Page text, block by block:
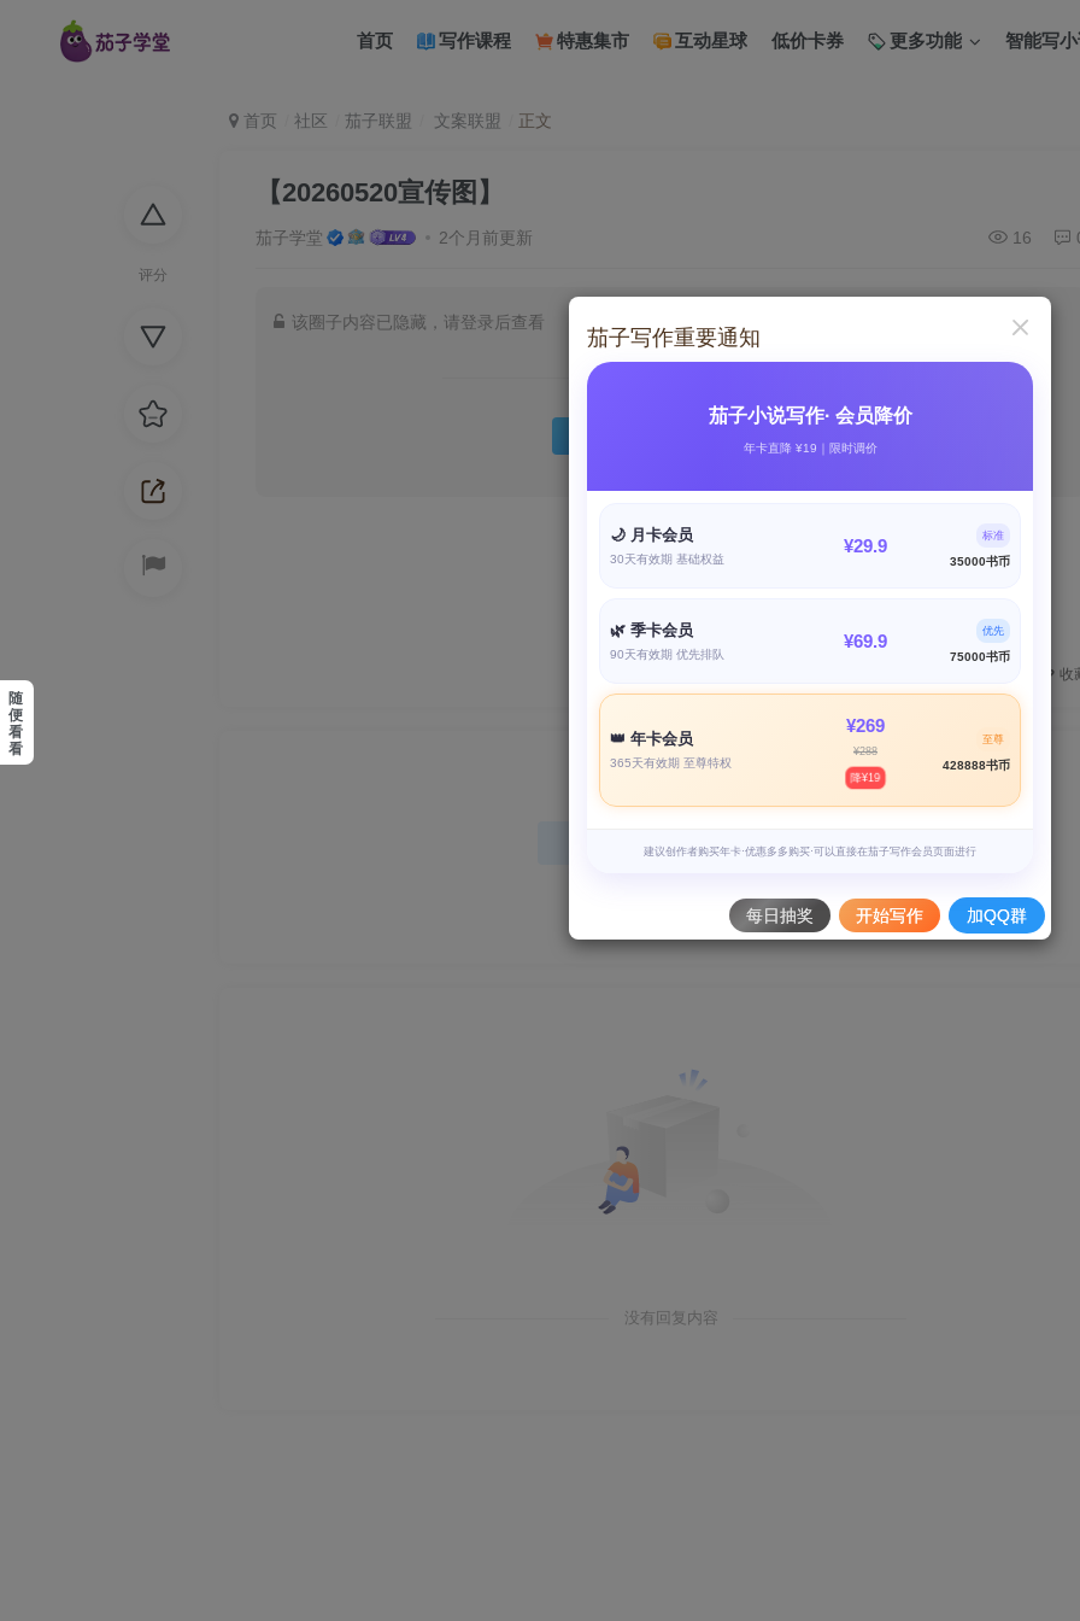
首页 写作课程 特惠集市 互动星球 低价卡券 更多功能 智能写
评分
首页 社区 茄子联盟 文案联盟 正文
【20260520宣传图】
茄子学堂 2个月前更新 16
该圈子内容已隐藏，请登录后查看
评分
欢迎为Ta评分
收
注册
没有回复内容
随
便
看
看
茄子写作重要通知
茄子小说写作· 会员降价
年卡直降 ¥19｜限时调价
🌙 月卡会员
30天有效期 基础权益
¥29.9 标准
35000书币
🌿 季卡会员
90天有效期 优先排队
¥69.9 优先
75000书币
👑 年卡会员
365天有效期 至尊特权
¥269
¥288
降¥19
至尊
428888书币
建议创作者购买年卡·优惠多多购买·可以直接在茄子写作会员页面进行
每日抽奖 开始写作 加QQ群